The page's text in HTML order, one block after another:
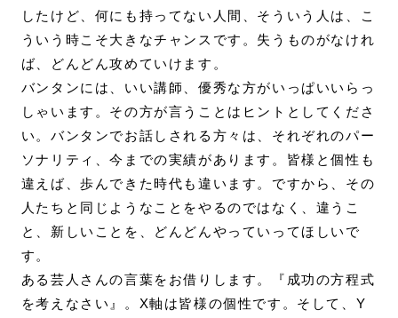
したけど、何にも持ってない人間、そういう人は、こ
ういう時こそ大きなチャンスです。失うものがなけれ
ば、どんどん攻めていけます。
バンタンには、いい講師、優秀な方がいっぱいいらっ
しゃいます。その方が言うことはヒントとしてくださ
い。バンタンでお話しされる方々は、それぞれのパー
ソナリティ、今までの実績があります。皆様と個性も
違えば、歩んできた時代も違います。ですから、その
人たちと同じようなことをやるのではなく、違うこ
と、新しいことを、どんどんやっていってほしいで
す。
ある芸人さんの言葉をお借りします。『成功の方程式
を考えなさい』。X軸は皆様の個性です。そして、Y